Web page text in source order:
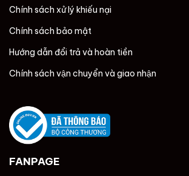
Chính sách xử lý khiếu nại
Chính sách bảo mật
Hướng dẫn đổi trả và hoàn tiền
Chính sách vận chuyển và giao nhận
FANPAGE